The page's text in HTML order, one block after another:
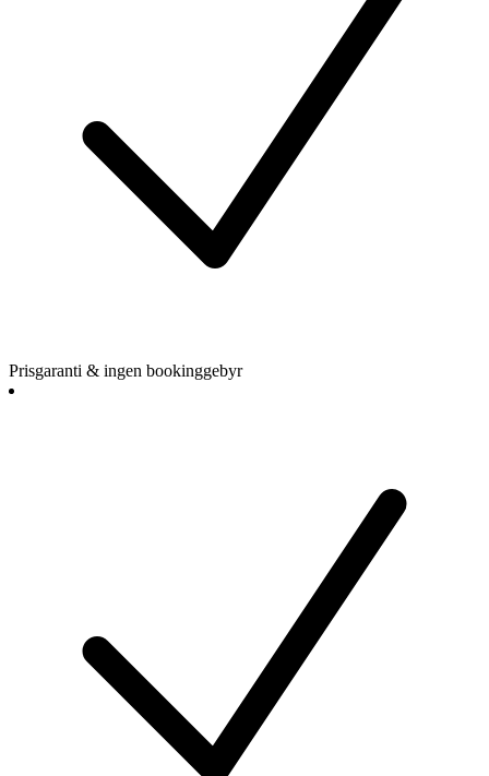
Prisgaranti & ingen bookinggebyr